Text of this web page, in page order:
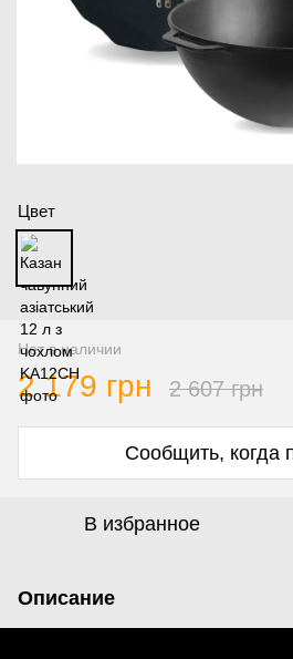
Цвет
Нет в наличии
2 179 грн 2 607 грн
Сообщить, когда
В избранное
Описание